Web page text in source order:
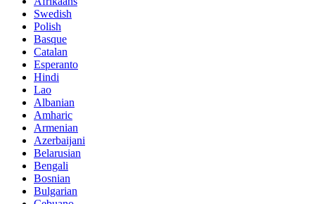
Swedish
Polish
Basque
Catalan
Esperanto
Hindi
Lao
Albanian
Amharic
Armenian
Azerbaijani
Belarusian
Bengali
Bosnian
Bulgarian